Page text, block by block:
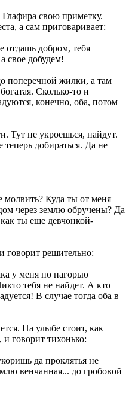
свою приметку.
а сам приговаривает:
отдашь добром, тебя
свое добудем!
поперечной жилки, а там
Сколько-то и
конечно, оба, потом
Тут не укроешься, найдут.
добираться. Да не
Куда ты от меня
через землю обручены? Да
ты еще девчонкой-
говорит решительно:
у меня по нагорью
тебя не найдет. А кто
В случае тогда оба в
На улыбе стоит, как
говорит тихонько:
да проклятья не
венчанная... до гробовой